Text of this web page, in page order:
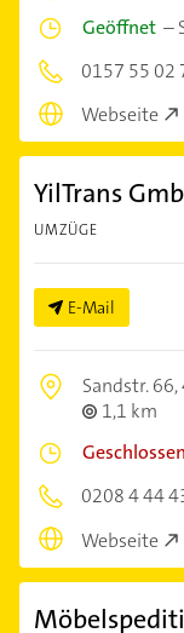
Geöffnet –
0157 55 02
Webseite
YilTrans
UMZÜGE
E-Mail
Sandstr. 66,
1,1 km
Geschlossen
0208 4 44
Webseite